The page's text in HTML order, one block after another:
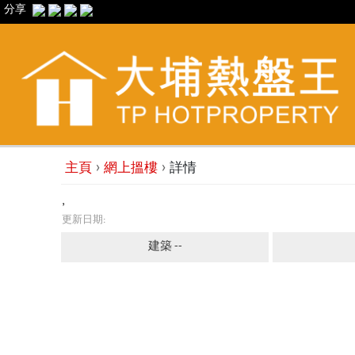
分享
主頁 › 網上搵樓 › 詳情
,
更新日期:
建築 --